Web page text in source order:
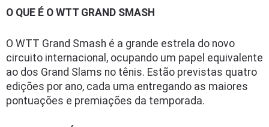
O QUE É O WTT GRAND SMASH
O WTT Grand Smash é a grande estrela do novo
circuito internacional, ocupando um papel equivalente
ao dos Grand Slams no tênis. Estão previstas quatro
edições por ano, cada uma entregando as maiores
pontuações e premiações da temporada.